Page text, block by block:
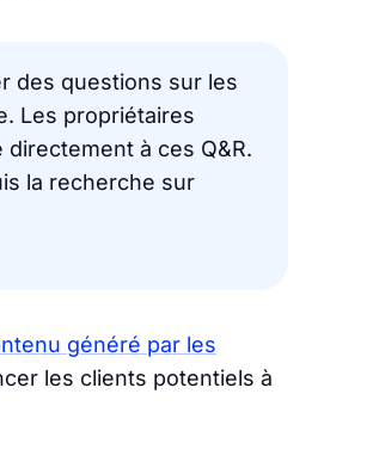
des questions sur les
Les propriétaires
à ces Q&R.
la recherche sur
généré par les
les clients potentiels à